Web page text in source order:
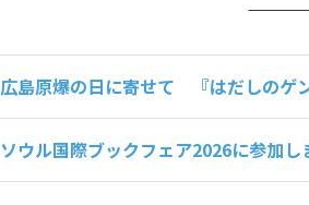
広島原爆の日に寄せて 『はだしのゲ
ソウル国際ブックフェア2026に参加し